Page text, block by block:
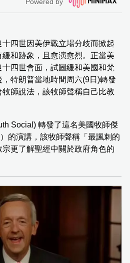
四世因美伊戰立場分歧而掀起
和跡象，且愈演愈烈。正當美
四世會面，試圖緩和美國和梵
特朗普當地時間周六(9日)轉發
師說法，該牧師聲稱自己比教
Social) 轉發了這名美國牧師傑
的演講，該牧師聲稱「最諷刺的
更了解聖經中關於政府角色的